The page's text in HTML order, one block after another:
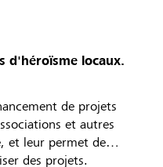
d'héroïsme locaux.
de projets
et autres
et leur permet de
des projets.